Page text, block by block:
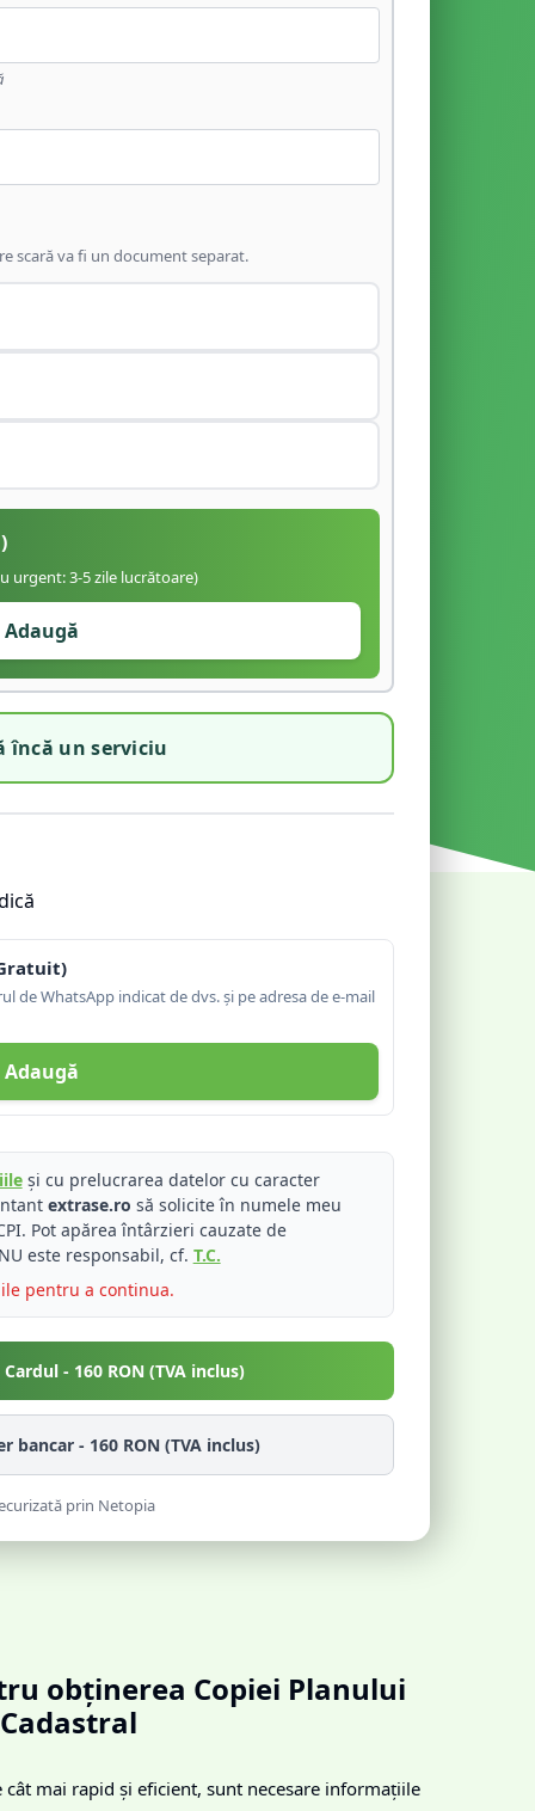
scară va fi un document separat.
urgent: 3-5 zile lucrătoare)
Adaugă
încă un serviciu
de WhatsApp indicat de dvs. și pe adresa de e-mail
Adaugă
și cu prelucrarea datelor cu caracter
extrase.ro să solicite în numele meu
Pot apărea întârzieri cauzate de
este responsabil, cf. T.C.
pentru a continua.
- 160 RON (TVA inclus)
bancar - 160 RON (TVA inclus)
prin Netopia
obținerea Copiei Planului
Cadastral
cât mai rapid și eficient, sunt necesare informațiile